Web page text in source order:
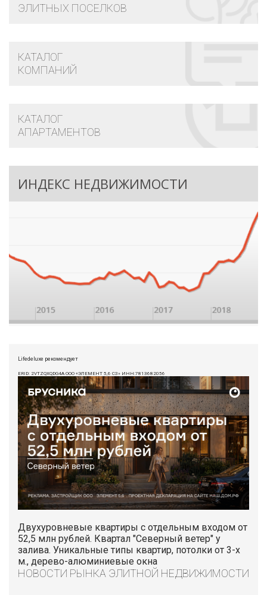
ЭЛИТНЫХ ПОСЕЛКОВ
КАТАЛОГ
КОМПАНИЙ
КАТАЛОГ
АПАРТАМЕНТОВ
ИНДЕКС НЕДВИЖИМОСТИ
Lifedeluxe рекомендует
ERID: 2VTZQXQDG4A ООО «ЭЛЕМЕНТ 5,6 СЗ» ИНН:7813682056
Двухуровневые квартиры с отдельным входом от
52,5 млн рублей. Квартал "Северный ветер" у
залива. Уникальные типы квартир, потолки от 3-х
м., дерево-алюминиевые окна
НОВОСТИ РЫНКА ЭЛИТНОЙ НЕДВИЖИМОСТИ